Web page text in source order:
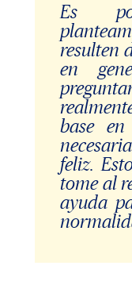
Es
resulten
en
base
feliz.
tome al
ayuda